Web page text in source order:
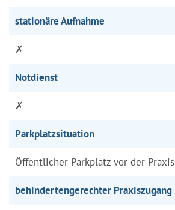
stationäre Aufnahme
✗
Notdienst
✗
Parkplatzsituation
Öffentlicher Parkplatz vor der Praxis
behindertengerechter Praxiszugang